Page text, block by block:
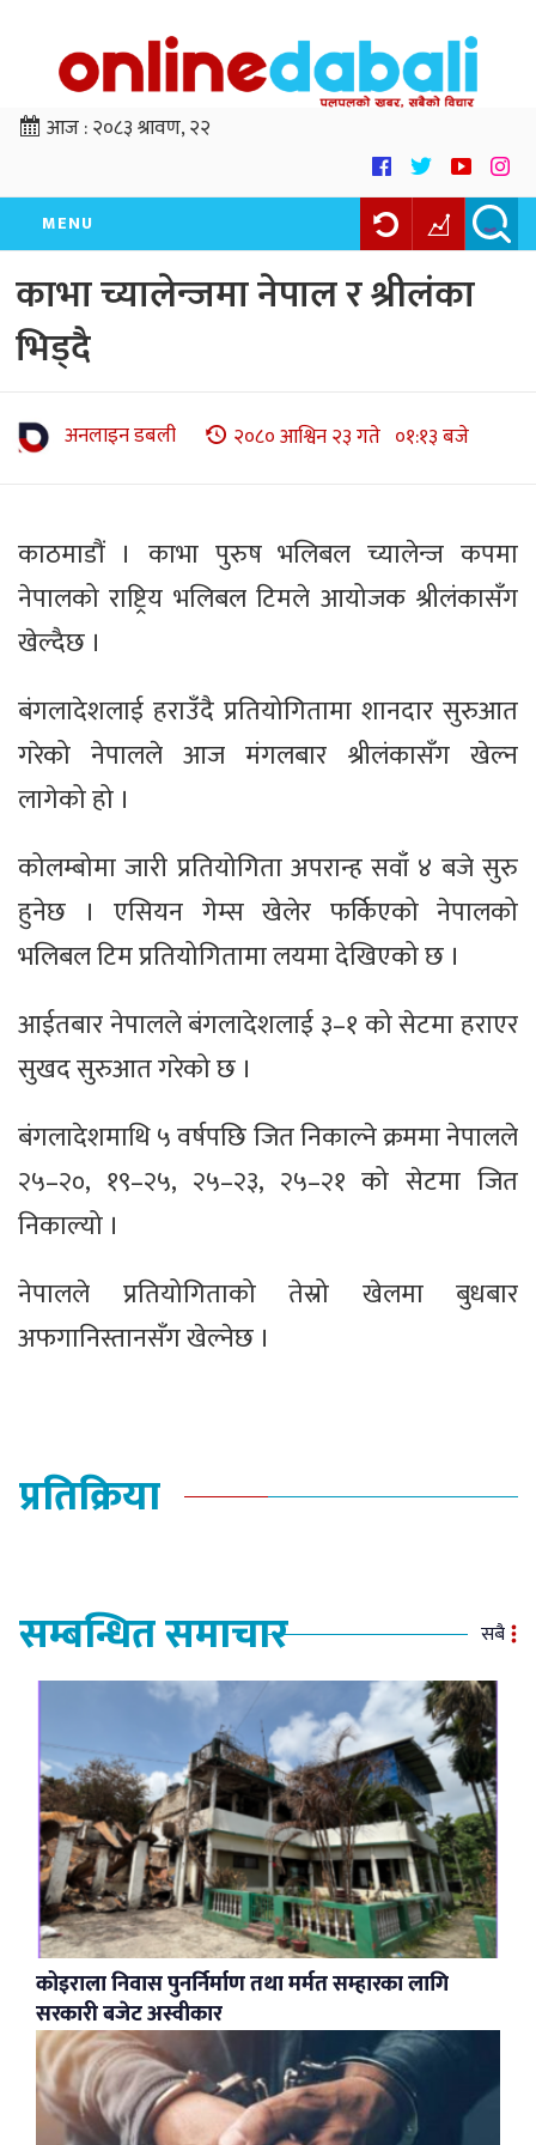
आज :२०८३ श्रावण, २२
MENU
काभा च्यालेन्जमा नेपाल र श्रीलंका
भिड्दै
अनलाइन डबली २०८० आश्विन २३ गते ०१:१३ बजे
काठमाडौं । काभा पुरुष भलिबल च्यालेन्ज कपमा
नेपालको राष्ट्रिय भलिबल टिमले आयोजक श्रीलंकासँग
खेल्दैछ ।
बंगलादेशलाई हराउँदै प्रतियोगितामा शानदार सुरुआत
गरेको नेपालले आज मंगलबार श्रीलंकासँग खेल्न
लागेको हो ।
कोलम्बोमा जारी प्रतियोगिता अपरान्ह सवाँ ४ बजे सुरु
हुनेछ । एसियन गेम्स खेलेर फर्किएको नेपालको
भलिबल टिम प्रतियोगितामा लयमा देखिएको छ ।
आईतबार नेपालले बंगलादेशलाई ३–१ को सेटमा हराएर
सुखद सुरुआत गरेको छ ।
बंगलादेशमाथि ५ वर्षपछि जित निकाल्ने क्रममा नेपालले
२५–२०, १९–२५, २५–२३, २५–२१ को सेटमा जित
निकाल्यो ।
नेपालले प्रतियोगिताको तेस्रो खेलमा बुधबार
अफगानिस्तानसँग खेल्नेछ ।
प्रतिक्रिया
सम्बन्धित समाचार सबै
कोइराला निवास पुनर्निर्माण तथा मर्मत सम्हारका लागि
सरकारी बजेट अस्वीकार